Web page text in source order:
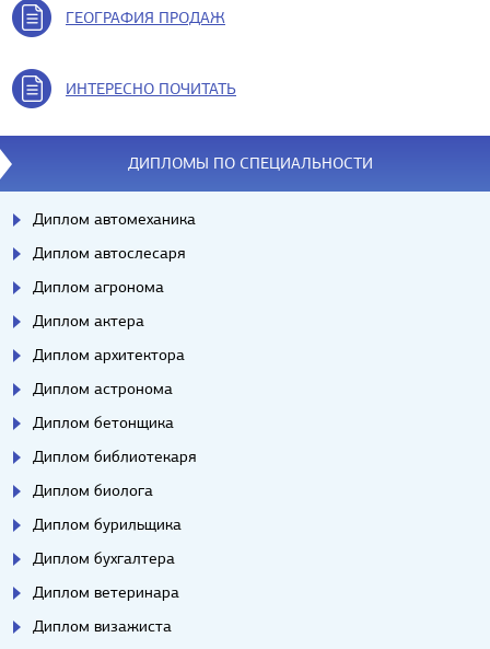
ГЕОГРАФИЯ ПРОДАЖ
ИНТЕРЕСНО ПОЧИТАТЬ
ДИПЛОМЫ ПО СПЕЦИАЛЬНОСТИ
Диплом автомеханика
Диплом автослесаря
Диплом агронома
Диплом актера
Диплом архитектора
Диплом астронома
Диплом бетонщика
Диплом библиотекаря
Диплом биолога
Диплом бурильщика
Диплом бухгалтера
Диплом ветеринара
Диплом визажиста